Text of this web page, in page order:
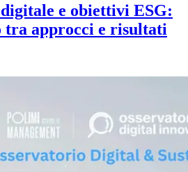
e obiettivi ESG:
tra approcci e risultati